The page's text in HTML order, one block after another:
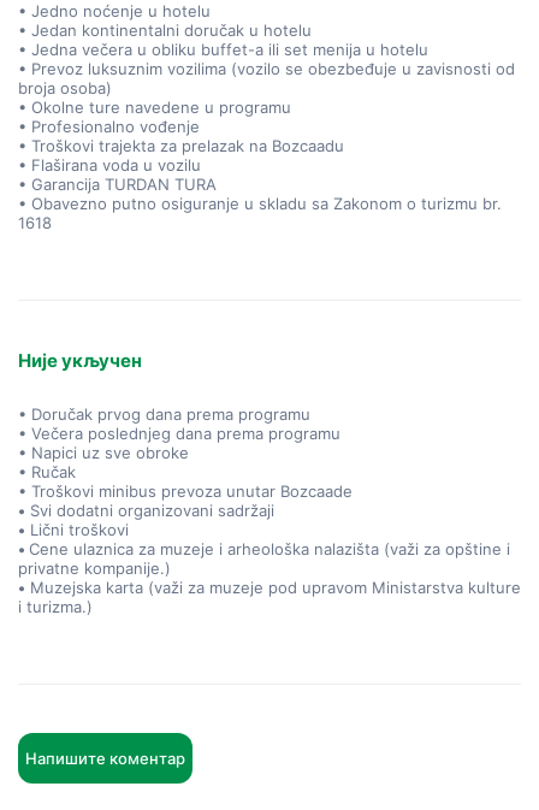
• Jedno noćenje u hotelu
• Jedan kontinentalni doručak u hotelu
• Jedna večera u obliku buffet-a ili set menija u hotelu
• Prevoz luksuznim vozilima (vozilo se obezbeđuje u zavisnosti od
broja osoba)
• Okolne ture navedene u programu
• Profesionalno vođenje
• Troškovi trajekta za prelazak na Bozcaadu
• Flaširana voda u vozilu
• Garancija TURDAN TURA
• Obavezno putno osiguranje u skladu sa Zakonom o turizmu br.
1618
Није укључен
• Doručak prvog dana prema programu
• Večera poslednjeg dana prema programu
• Napici uz sve obroke
• Ručak
• Troškovi minibus prevoza unutar Bozcaade
• Svi dodatni organizovani sadržaji
• Lični troškovi
• Cene ulaznica za muzeje i arheološka nalazišta (važi za opštine i
privatne kompanije.)
• Muzejska karta (važi za muzeje pod upravom Ministarstva kulture
i turizma.)
Напишите коментар